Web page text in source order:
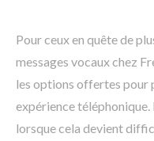
Pour ceux en quête de
messages vocaux chez
les options offertes pour
expérience
lorsque cela devient